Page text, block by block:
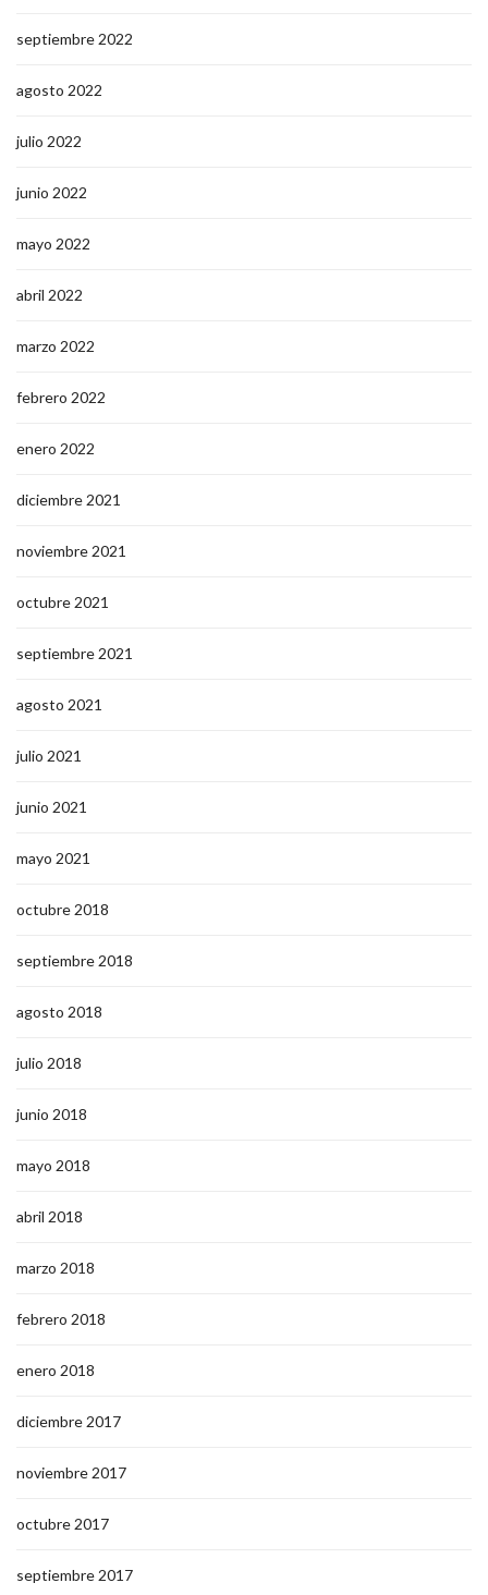
septiembre 2022
agosto 2022
julio 2022
junio 2022
mayo 2022
abril 2022
marzo 2022
febrero 2022
enero 2022
diciembre 2021
noviembre 2021
octubre 2021
septiembre 2021
agosto 2021
julio 2021
junio 2021
mayo 2021
octubre 2018
septiembre 2018
agosto 2018
julio 2018
junio 2018
mayo 2018
abril 2018
marzo 2018
febrero 2018
enero 2018
diciembre 2017
noviembre 2017
octubre 2017
septiembre 2017